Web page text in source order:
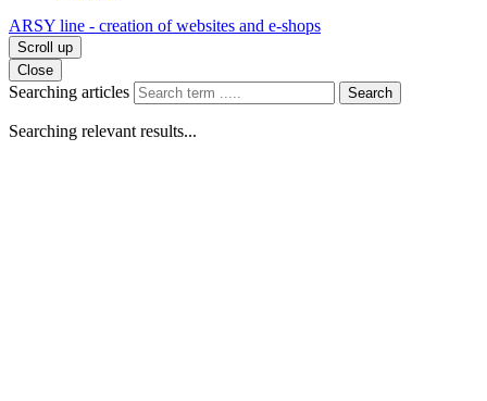
ARSY line - creation of websites and e-shops
Scroll up
Close
Searching articles Search
Searching relevant results...